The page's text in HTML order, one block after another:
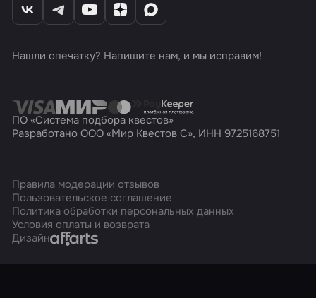
Нашли опечатку? Напишите нам, и мы исправим!
ПО «Система подбора квестов»
Разработано ООО «Мир Квестов С», ИНН 9725168751
Правила модерации отзывов
Пользовательское соглашение
Политика обработки персональных данных
Условия оплаты и возврата
ДизайнAffarts